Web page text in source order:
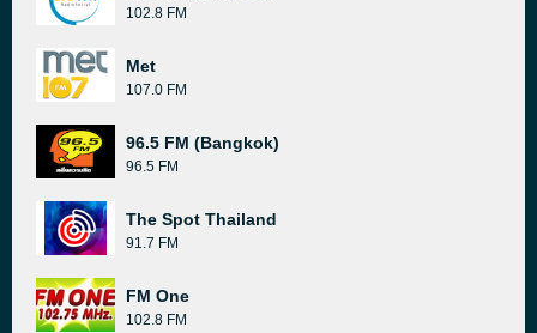
102.8 FM
Met
107.0 FM
96.5 FM (Bangkok)
96.5 FM
The Spot Thailand
91.7 FM
FM One
102.8 FM